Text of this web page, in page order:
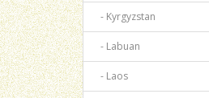
- Kyrgyzstan
- Labuan
- Laos